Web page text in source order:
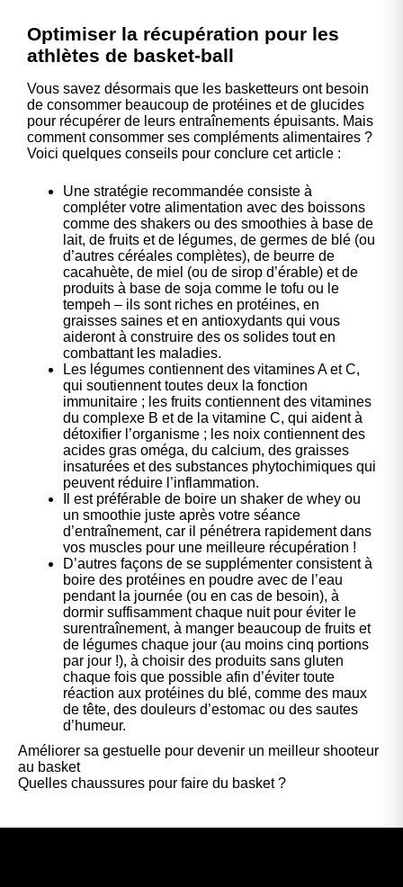
Optimiser la récupération pour les
athlètes de basket-ball
Vous savez désormais que les basketteurs ont besoin
de consommer beaucoup de protéines et de glucides
pour récupérer de leurs entraînements épuisants. Mais
comment consommer ses compléments alimentaires ?
Voici quelques conseils pour conclure cet article :
Une stratégie recommandée consiste à
compléter votre alimentation avec des boissons
comme des shakers ou des smoothies à base de
lait, de fruits et de légumes, de germes de blé (ou
d’autres céréales complètes), de beurre de
cacahuète, de miel (ou de sirop d’érable) et de
produits à base de soja comme le tofu ou le
tempeh – ils sont riches en protéines, en
graisses saines et en antioxydants qui vous
aideront à construire des os solides tout en
combattant les maladies.
Les légumes contiennent des vitamines A et C,
qui soutiennent toutes deux la fonction
immunitaire ; les fruits contiennent des vitamines
du complexe B et de la vitamine C, qui aident à
détoxifier l’organisme ; les noix contiennent des
acides gras oméga, du calcium, des graisses
insaturées et des substances phytochimiques qui
peuvent réduire l’inflammation.
Il est préférable de boire un shaker de whey ou
un smoothie juste après votre séance
d’entraînement, car il pénétrera rapidement dans
vos muscles pour une meilleure récupération !
D’autres façons de se supplémenter consistent à
boire des protéines en poudre avec de l’eau
pendant la journée (ou en cas de besoin), à
dormir suffisamment chaque nuit pour éviter le
surentraînement, à manger beaucoup de fruits et
de légumes chaque jour (au moins cinq portions
par jour !), à choisir des produits sans gluten
chaque fois que possible afin d’éviter toute
réaction aux protéines du blé, comme des maux
de tête, des douleurs d’estomac ou des sautes
d’humeur.
Améliorer sa gestuelle pour devenir un meilleur shooteur
au basket
Quelles chaussures pour faire du basket ?